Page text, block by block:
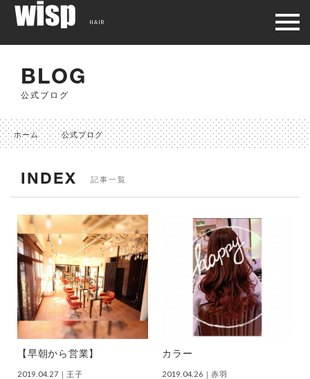
BLOG
公式ブログ
ホーム 公式ブログ
INDEX 記事一覧
【早朝から営業】
2019.04.27 ｜王子
カラー
2019.04.26 ｜赤羽
HAIR